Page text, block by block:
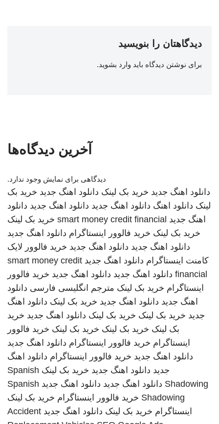
دیدگاهتان را بنویسید
برای نوشتن دیدگاه باید وارد بشوید.
آخرین دیدگاه‌ها
دیدگاهی برای نمایش وجود ندارد.
دانلود اهنگ جدید خرید بک لینک دانلود اهنگ جدید خرید بک
لینک دانلود اهنگ دانلود اهنگ جدید دانلود اهنگ جدید دانلود
اهنگ جدید smart money credit financial خرید بک لینک
خرید بک لینک خرید فالوور اینستاگرام دانلود اهنگ جدید
دانلود اهنگ جدید دانلود اهنگ جدید خرید فالوور لایک
کامنت اینستاگرام دانلود اهنگ جدید smart money credit
financial دانلود اهنگ جدید دانلود اهنگ جدید خرید فالوور
اینستاگرام خرید بک لینک مترجم انگلیسی فارسی دانلود
اهنگ جدید دانلود اهنگ جدید خرید بک لینک دانلود اهنگ
جدید خرید بک لینک خرید بک لینک دانلود اهنگ جدید خرید
بک لینک خرید بک لینک خرید بک لینک خرید فالوور
اینستاگرام خرید فالوور اینستاگرام دانلود اهنگ جدید
دانلود اهنگ جدید خرید فالوور اینستاگرام دانلود اهنگ
جدید دانلود اهنگ جدید خرید بک لینک Spanish
Shadowing دانلود اهنگ جدید دانلود اهنگ جدید Spanish
Shadowing خرید فالوور اینستاگرام خرید بک لینک
اینستاگرام خرید بک لینک دانلود اهنگ جدید Accident